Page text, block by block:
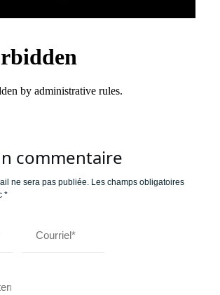
commentaire
ne sera pas publiée. Les champs obligatoires
*